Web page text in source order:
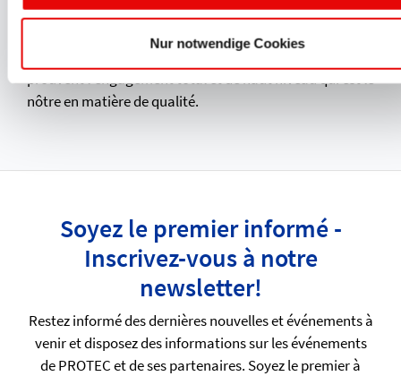
Nur notwendige Cookies
matière de sécurité et de fiabilité des opérations. Les
certifications
internationales que sont
UL, CSA, BSA, DIN EN ISO 9001:2015 VDE et VDA 6.2
prouvent l'engagement total et de haut niveau qui est le
nôtre en matière de qualité.
Soyez le premier informé -
Inscrivez-vous à notre
newsletter!
Restez informé des dernières nouvelles et événements à
venir et disposez des informations sur les événements
de PROTEC et de ses partenaires. Soyez le premier à